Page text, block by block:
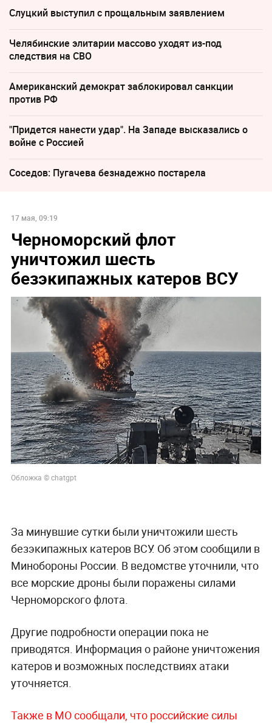
Слуцкий выступил с прощальным заявлением
Челябинские элитарии массово уходят из-под
следствия на СВО
Американский демократ заблокировал санкции
против РФ
"Придется нанести удар". На Западе высказались о
войне с Россией
Соседов: Пугачева безнадежно постарела
17 мая, 09:19
Черноморский флот
уничтожил шесть
безэкипажных катеров ВСУ
Обложка © chatgpt
За минувшие сутки были уничтожили шесть
безэкипажных катеров ВСУ. Об этом сообщили в
Минобороны России. В ведомстве уточнили, что
все морские дроны были поражены силами
Черноморского флота.
Другие подробности операции пока не
приводятся. Информация о районе уничтожения
катеров и возможных последствиях атаки
уточняется.
Также в МО сообщали, что российские силы